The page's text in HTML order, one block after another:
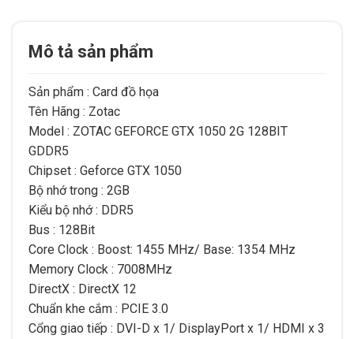
Mô tả sản phẩm
Sản phẩm : Card đồ họa
Tên Hãng : Zotac
Model : ZOTAC GEFORCE GTX 1050 2G 128BIT
GDDR5
Chipset : Geforce GTX 1050
Bộ nhớ trong : 2GB
Kiểu bộ nhớ : DDR5
Bus : 128Bit
Core Clock : Boost: 1455 MHz/ Base: 1354 MHz
Memory Clock : 7008MHz
DirectX : DirectX 12
Chuẩn khe cắm : PCIE 3.0
Cổng giao tiếp : DVI-D x 1/ DisplayPort x 1/ HDMI x 3